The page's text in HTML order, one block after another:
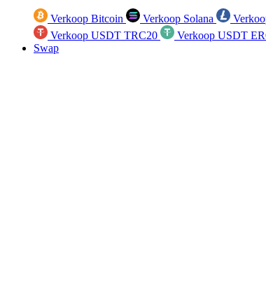
Verkoop Bitcoin Verkoop Solana
Verkoop USDT TRC20
Verkoop USDT
Swap